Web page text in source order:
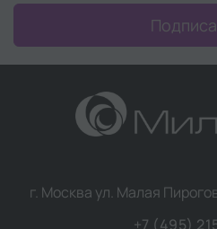
г. Москва ул. Малая
+7 (495)